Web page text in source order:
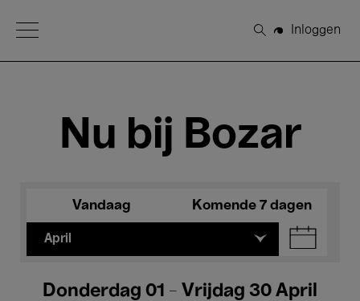
Open Menu
Zoeken
Inloggen
Nu bij Bozar
Vandaag Komende 7 dagen
April
Donderdag 01 - Vrijdag 30 April